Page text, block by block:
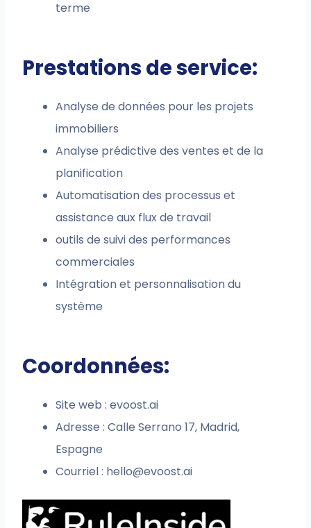
terme
Prestations de service:
Analyse de données pour les projets
immobiliers
Analyse prédictive des ventes et de la
planification
Automatisation des processus et
assistance aux flux de travail
outils de suivi des performances
commerciales
Intégration et personnalisation du
système
Coordonnées:
Site web : evoost.ai
Adresse : Calle Serrano 17, Madrid,
Espagne
Courriel : hello@evoost.ai